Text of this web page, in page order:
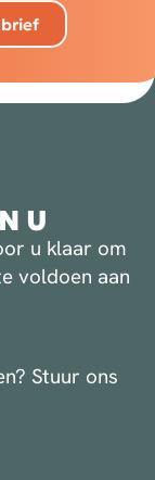
U
u klaar om
voldoen aan
Stuur ons